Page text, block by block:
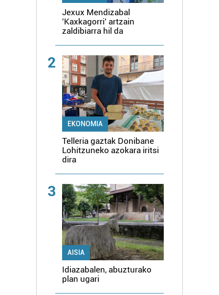
Jexux Mendizabal
'Kaxkagorri' artzain
zaldibiarra hil da
2
EKONOMIA
Telleria gaztak Donibane
Lohitzuneko azokara iritsi
dira
3
AISIA
Idiazabalen, abuzturako
plan ugari